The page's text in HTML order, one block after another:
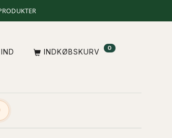
INDKØBSKURV 0